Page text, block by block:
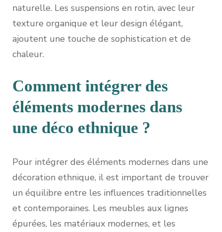
naturelle. Les suspensions en rotin, avec leur
texture organique et leur design élégant,
ajoutent une touche de sophistication et de
chaleur.
Comment intégrer des
éléments modernes dans
une déco ethnique ?
Pour intégrer des éléments modernes dans une
décoration ethnique, il est important de trouver
un équilibre entre les influences traditionnelles
et contemporaines. Les meubles aux lignes
épurées, les matériaux modernes, et les